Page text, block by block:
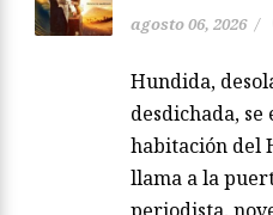
agosto 06, 2026 /
Hundida,
desdichada,
habitación del
llama a la